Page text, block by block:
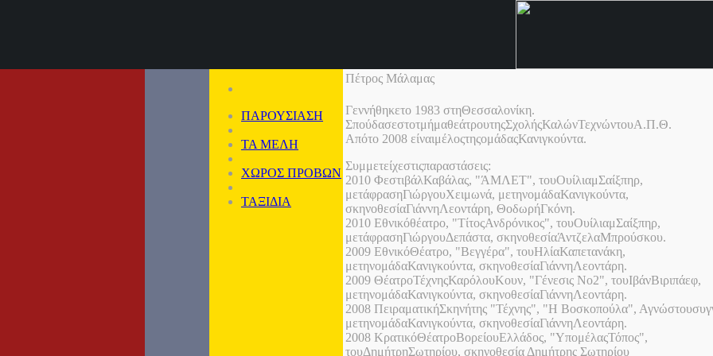
ΠΑΡΟΥΣΙΑΣΗ
ΤΑ ΜΕΛΗ
ΧΩΡΟΣ ΠΡΟΒΩΝ
ΤΑΞΙΔΙΑ
Πέτρος Μάλαμας
Γεννήθηκετο 1983 στηΘεσσαλονίκη.
ΣπούδασεστοτμήμαθεάτρουτηςΣχολήςΚαλώνΤεχνώντουΑ.Π.Θ.
Απότο 2008 είναιμέλοςτηςομάδαςΚανιγκούντα.
Συμμετείχεστιςπαραστάσεις:
2010 ΦεστιβάλΚαβάλας, "ΆΜΛΕΤ", τουΟυίλιαμΣαίξπηρ,
μετάφρασηΓιώργουΧειμωνά, μετηνομάδαΚανιγκούντα,
σκηνοθεσίαΓιάννηΛεοντάρη, ΘοδωρήΓκόνη.
2010 Εθνικόθέατρο, "ΤίτοςΑνδρόνικος", τουΟυίλιαμΣαίξπηρ,
μετάφρασηΓιώργουΔεπάστα, σκηνοθεσίαΆντζελαΜπρούσκου.
2009 ΕθνικόΘέατρο, "Βεγγέρα", τουΗλίαΚαπετανάκη,
μετηνομάδαΚανιγκούντα, σκηνοθεσίαΓιάννηΛεοντάρη.
2009 ΘέατροΤέχνηςΚαρόλουΚουν, "Γένεσις Νο2", τουΙβάνΒιριπάεφ,
μετηνομάδαΚανιγκούντα, σκηνοθεσίαΓιάννηΛεοντάρη.
2008 ΠειραματικήΣκηνήτης "Τέχνης", "Η Βοσκοπούλα",
μετηνομάδαΚανιγκούντα, σκηνοθεσίαΓιάννηΛεοντάρη.
2008 ΚρατικόΘέατροΒορείουΕλλάδος, "ΥπομέλαςΤόπος",
τουΔημήτρηΣωτηρίου, σκηνοθεσία Δημήτρης Σωτηρίου